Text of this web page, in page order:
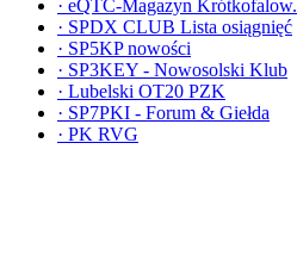
· eQTC-Magazyn Krótkofalow.
· SPDX CLUB Lista osiągnięć
· SP5KP nowości
· SP3KEY - Nowosolski Klub
· Lubelski OT20 PZK
· SP7PKI - Forum & Giełda
· PK RVG